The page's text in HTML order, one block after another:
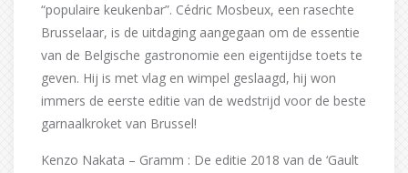
“populaire keukenbar”. Cédric Mosbeux, een rasechte
Brusselaar, is de uitdaging aangegaan om de essentie
van de Belgische gastronomie een eigentijdse toets te
geven. Hij is met vlag en wimpel geslaagd, hij won
immers de eerste editie van de wedstrijd voor de beste
garnaalkroket van Brussel!
Kenzo Nakata – Gramm : De editie 2018 van de ‘Gault